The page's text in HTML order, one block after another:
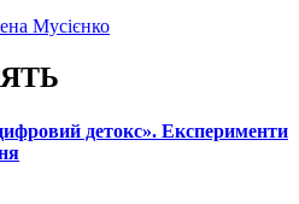
Мусієнко
детокс». Експерименти